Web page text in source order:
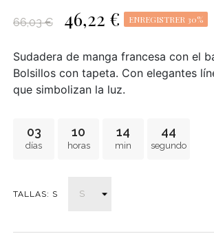
66,03 € 46,22 € ENREGISTRER 30%
Sudadera de manga francesa con el
Bolsillos con tapeta. Con elegantes
que simbolizan la luz.
03
días
10
horas
14
min
43
segundo
TALLAS: S